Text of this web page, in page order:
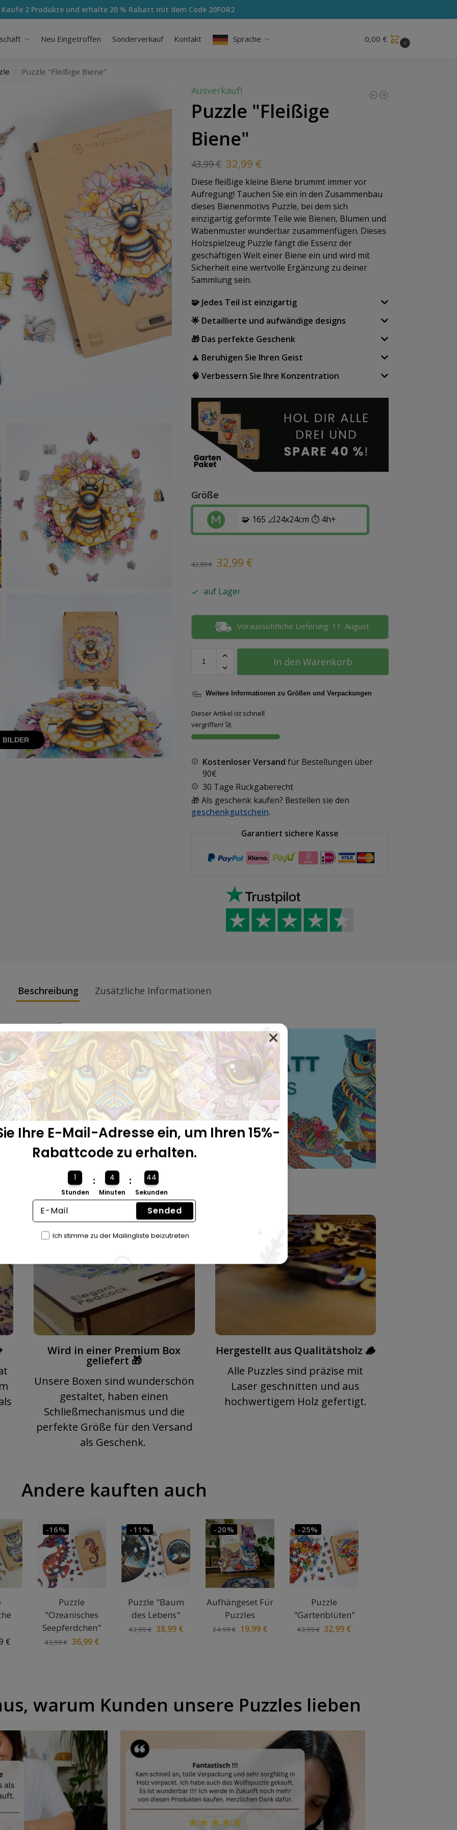
Kaufe 2 Produkte und erhalte 20 % Rabatt mit dem Code 20FOR2
Neu Eingetroffen Sonderverkauf Kontakt Sprache 0,00 € 0
/ Puzzle "Fleißige Biene"
BILDER
Ausverkauf!
Puzzle "Fleißige
Biene"
43,99€ 32,99 €
Diese fleißige kleine Biene brummt immer vor
Aufregung! Tauchen Sie ein in den Zusammenbau
dieses Bienenmotivs Puzzle, bei dem sich
einzigartig geformte Teile wie Bienen, Blumen und
Wabenmuster wunderbar zusammenfügen. Dieses
Holzspielzeug Puzzle fängt die Essenz der
geschäftigen Welt einer Biene ein und wird mit
Sicherheit eine wertvolle Ergänzung zu deiner
Sammlung sein.
🧩 Jedes Teil ist einzigartig
🌟 Detaillierte und aufwändige designs
🎁 Das perfekte Geschenk
🧘 Beruhigen Sie Ihren Geist
🧠 Verbessern Sie Ihre Konzentration
Größe
🧩 165 📐24x24cm ⏱️ 4h+
43,99€ 32,99 €
auf Lager
Voraussichtliche Lieferung: 11. August
In den Warenkorb
Weitere Informationen zu Größen und Verpackungen
Dieser Artikel ist schnell
vergriffen! 🚀
Kostenloser Versand für Bestellungen über
90€
30 Tage Rückgaberecht
🎁 Als geschenk kaufen? Bestellen sie den
geschenkgutschein.
Garantiert sichere Kasse
Beschreibung Zusätzliche Informationen
Wird in einer Premium Box
geliefert 🎁
Unsere Boxen sind wunderschön
gestaltet, haben einen
Schließmechanismus und die
perfekte Größe für den Versand
als Geschenk.
Hergestellt aus Qualitätsholz 🪵
Alle Puzzles sind präzise mit
Laser geschnitten und aus
hochwertigem Holz gefertigt.
Andere kauften auch
€
-16%
Puzzle
"Ozeanisches
Seepferdchen"
43,99€ 36,99 €
-11%
Puzzle "Baum
des Lebens"
43,99€ 38,99 €
-20%
Aufhängeset Für
Puzzles
24,99€ 19,99 €
-25%
Puzzle
"Gartenblüten"
43,99€ 32,99 €
warum Kunden unsere Puzzles lieben
Ihre E-Mail-Adresse ein, um Ihren 15%-
Rabattcode zu erhalten.
1
Stunden
: 4
Minuten
: 42
Sekunden
Sended
Ich stimme zu der Mailingliste beizutreten